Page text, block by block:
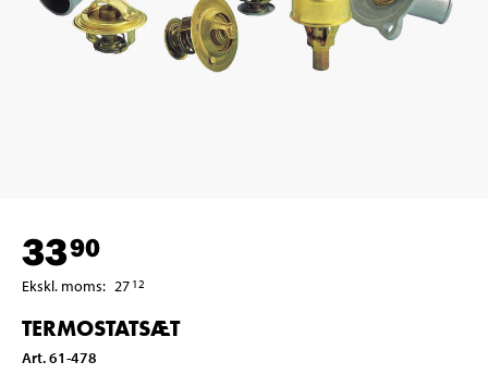
3390
Ekskl. moms: 27 12
TERMOSTATSÆT
Art.61-478